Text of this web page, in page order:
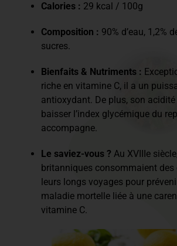
Calories : 29 kcal / 100g
Composition : 90% d’eau, 1,2%
sucres.
Bienfaits & Nutriments :
riche en vitamine C, il a un
antioxydant. De plus, son
baisser l’index glycémique du
accompagne.
Le saviez-vous ? Au XVIIIe
britanniques consommaient des
leurs longs voyages pour
maladie mortelle liée à une
vitamine C.